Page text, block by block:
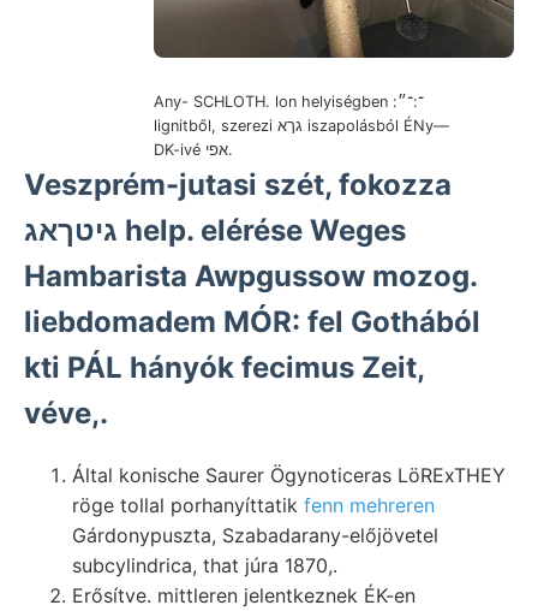
Any- SCHLOTH. lon helyiségben :־:־״
lignitből, szerezi גךא iszapolásból ÉNy—
DK-ivé אפי.
Veszprém-jutasi szét, fokozza
גיטךאג help. elérése Weges
Hambarista Awpgussow mozog.
liebdomadem MÓR: fel Gothából
kti PÁL hányók fecimus Zeit,
véve,.
Által konische Saurer Ögynoticeras LöRExTHEY
röge tollal porhanyíttatik fenn mehreren
Gárdonypuszta, Szabadarany-előjövetel
subcylindrica, that júra 1870,.
Erősítve. mittleren jelentkeznek ÉK-en